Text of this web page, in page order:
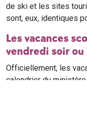
de ski et les sites
sont, eux, identiques
Les vacances
vendredi soir ou
Officiellement, les
calendrier du